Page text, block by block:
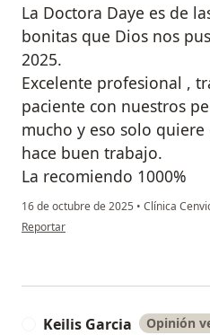
La Doctora Daye es de
bonitas que Dios nos
2025.
Excelente profesional ,
paciente con nuestros
mucho y eso solo
hace buen trabajo.
La recomiendo 1000%
16 de octubre de 2025 • Clínica
en opinión del usuario Yanniely
Reportar
Keilis Garcia Opinión